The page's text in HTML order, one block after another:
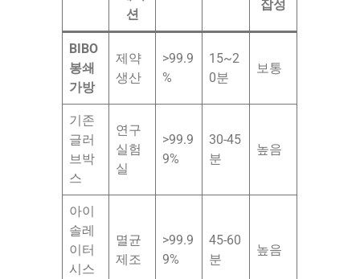
션
잡성
BIBO
봉쇄
가방
제약
생산
>99.9
%
15~2
0분
보통
기존
글러
브박
스
연구
실험
실
>99.9
9%
30-45
분
높음
아이
솔레
이터
시스
멸균
제조
>99.9
9%
45-60
분
높음